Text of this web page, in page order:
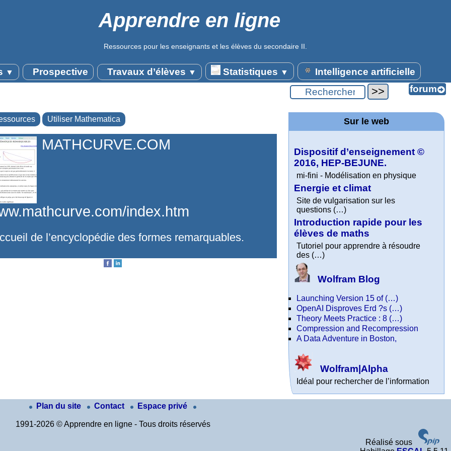
Apprendre en ligne
Ressources pour les enseignants et les élèves du secondaire II.
▼ Prospective Travaux d’élèves ▼ Statistiques ▼ Intelligence artificielle
Utiliser Mathematica
MATHCURVE.COM
index.htm
de l’encyclopédie des formes remarquables.
Sur le web
Dispositif d’enseignement ©
2016, HEP-BEJUNE.
mi-fini - Modélisation en physique
Energie et climat
Site de vulgarisation sur les
questions (…)
Introduction rapide pour les
élèves de maths
Tutoriel pour apprendre à résoudre
des (…)
Wolfram Blog
Launching Version 15 of (…)
OpenAI Disproves Erd ?s (…)
Theory Meets Practice : 8 (…)
Compression and Recompression
A Data Adventure in Boston,
Wolfram|Alpha
Idéal pour rechercher de l’information
Plan du site Contact Espace privé
1991-2026 © Apprendre en ligne - Tous droits réservés
Réalisé sous